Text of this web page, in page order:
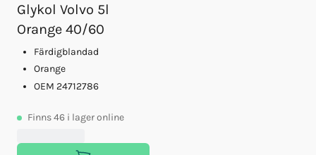
Glykol Volvo 5l
Orange 40/60
Färdigblandad
Orange
OEM 24712786
Finns46 i lager online